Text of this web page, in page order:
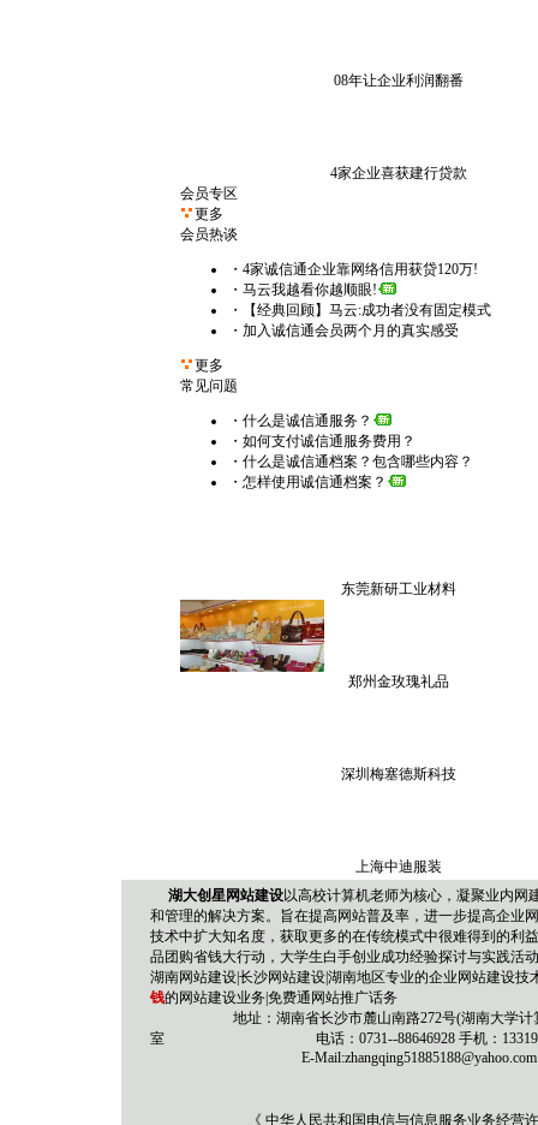
08年让企业利润翻番
4家企业喜获建行贷款
会员专区
更多
会员热谈
・4家诚信通企业靠网络信用获贷120万!
・马云我越看你越顺眼!
・【经典回顾】马云:成功者没有固定模式
・加入诚信通会员两个月的真实感受
更多
常见问题
・什么是诚信通服务？
・如何支付诚信通服务费用？
・什么是诚信通档案？包含哪些内容？
・怎样使用诚信通档案？
东莞新研工业材料
郑州金玫瑰礼品
深圳梅塞德斯科技
上海中迪服装
湖大创星网站建设以高校计算机老师为核心，凝聚业内网
和管理的解决方案。旨在提高网站普及率，进一步提高企业
技术中扩大知名度，获取更多的在传统模式中很难得到的利
品团购省钱大行动，大学生白手创业成功经验探讨与实践活
湖南网站建设|长沙网站建设|湖南地区专业的企业网站建设技
钱的网站建设业务| 免费通网站推广话务
地址：湖南省长沙市麓山南路272号(湖南大学计算机
室 电话：0731--88646928 手机：
E-Mail:z
《 中华人民共和国电信与信息服务业务经营许